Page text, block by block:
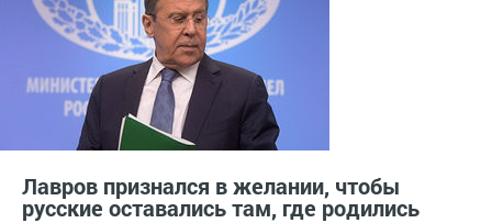
Лавров признался в желании, чтобы
русские оставались там, где родились